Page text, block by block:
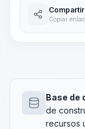
Compartir
Copiar
Base de
de
recursos